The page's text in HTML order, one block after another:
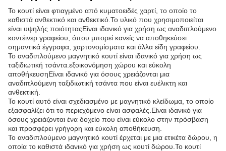
Το κουτί είναι φτιαγμένο από κυματοειδές χαρτί, το οποίο το
καθιστά ανθεκτικό και ανθεκτικό.Το υλικό που χρησιμοποιείται
είναι υψηλής ποιότηταςΕίναι ιδανικό για χρήση ως αναδιπλούμενο
κοντέινερ γραφείου, όπου μπορεί κανείς να αποθηκεύσει
σημαντικά έγγραφα, χαρτονομίσματα και άλλα είδη γραφείου.
Το αναδιπλούμενο μαγνητικό κουτί είναι ιδανικό για χρήση ως
ταξιδιωτική τσάντα.εξοικονόμηση χώρου και εύκολη
αποθήκευσηΕίναι ιδανικό για όσους χρειάζονται μια
αναδιπλούμενη ταξιδιωτική τσάντα που είναι ευέλικτη και
ανθεκτική.
Το κουτί αυτό είναι σχεδιασμένο με μαγνητικό κλείδωμα, το οποίο
εξασφαλίζει ότι το περιεχόμενο είναι ασφαλές.Είναι ιδανικό για
όσους χρειάζονται ένα δοχείο που είναι εύκολο στην πρόσβαση
και προσφέρει γρήγορη και εύκολη αποθήκευση.
Το αναδιπλούμενο μαγνητικό κουτί έρχεται με μια ετικέτα δώρου, η
οποία το καθιστά ιδανικό για χρήση ως κουτί δώρου.Το κουτί